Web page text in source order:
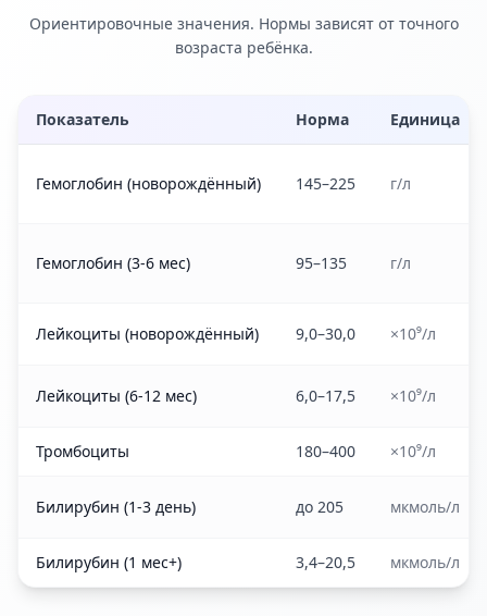
Ориентировочные значения. Нормы зависят от точного
возраста ребёнка.
Показатель Норма Единица
Гемоглобин (новорождённый) 145–225 г/л
Гемоглобин (3-6 мес) 95–135 г/л
Лейкоциты (новорождённый) 9,0–30,0 ×10⁹/л
Лейкоциты (6-12 мес) 6,0–17,5 ×10⁹/л
Тромбоциты 180–400 ×10⁹/л
Билирубин (1-3 день) до 205 мкмоль/л
Билирубин (1 мес+) 3,4–20,5 мкмоль/л